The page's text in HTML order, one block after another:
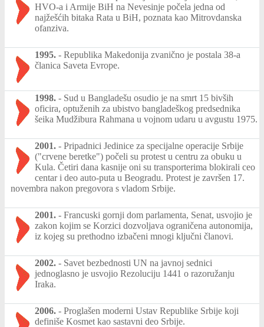
HVO-a i Armije BiH na Nevesinje počela jedna od
najžešćih bitaka Rata u BiH, poznata kao Mitrovdanska
ofanziva.
1995. - Republika Makedonija zvanično je postala 38-a
članica Saveta Evrope.
1998. - Sud u Bangladešu osudio je na smrt 15 bivših
oficira, optuženih za ubistvo bangladeškog predsednika
šeika Mudžibura Rahmana u vojnom udaru u avgustu 1975.
2001. - Pripadnici Jedinice za specijalne operacije Srbije
("crvene beretke") počeli su protest u centru za obuku u
Kula. Četiri dana kasnije oni su transporterima blokirali ceo
centar i deo auto-puta u Beogradu. Protest je završen 17.
novembra nakon pregovora s vladom Srbije.
2001. - Francuski gornji dom parlamenta, Senat, usvojio je
zakon kojim se Korzici dozvoljava ograničena autonomija,
iz kojeg su prethodno izbačeni mnogi ključni članovi.
2002. - Savet bezbednosti UN na javnoj sednici
jednoglasno je usvojio Rezoluciju 1441 o razoružanju
Iraka.
2006. - Proglašen moderni Ustav Republike Srbije koji
definiše Kosmet kao sastavni deo Srbije.